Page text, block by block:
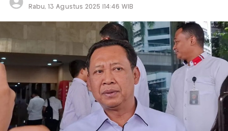
Rabu, 13 Agustus 2025 |14:46 WIB